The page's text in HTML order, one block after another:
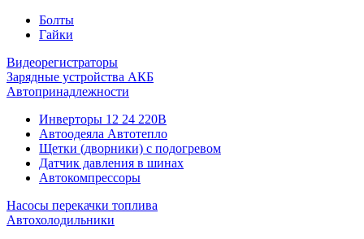
Болты
Гайки
Видеорегистраторы
Зарядные устройства АКБ
Автопринадлежности
Инверторы 12 24 220В
Автоодеяла Автотепло
Щетки (дворники) с подогревом
Датчик давления в шинах
Автокомпрессоры
Насосы перекачки топлива
Автохолодильники